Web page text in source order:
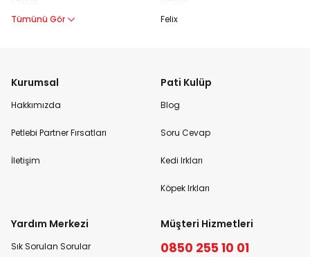
Tümünü Gör
Felix
Kurumsal
Hakkımızda
Petlebi Partner Fırsatları
İletişim
Pati Kulüp
Blog
Soru Cevap
Kedi Irkları
Köpek Irkları
Yardım Merkezi
Sık Sorulan Sorular
Müşteri Hizmetleri
0850 255 10 01